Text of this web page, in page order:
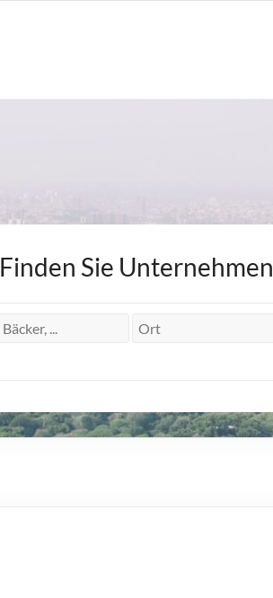
Finden Sie